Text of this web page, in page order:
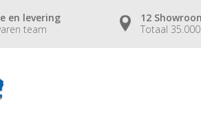
en levering
team
12
Totaal 35.000